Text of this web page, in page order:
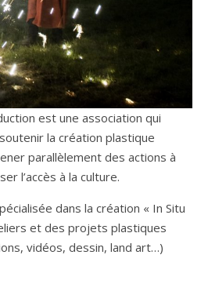
est une association qui
la création plastique
parallèlement des actions à
l’accès à la culture.
dans la création « In Situ
et des projets plastiques
vidéos, dessin, land art…)